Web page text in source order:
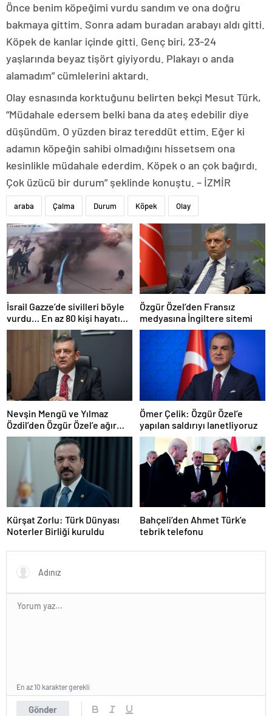
Önce benim köpeğimi vurdu sandım ve ona doğru
bakmaya gittim. Sonra adam buradan arabayı aldı gitti.
Köpek de kanlar içinde gitti. Genç biri, 23-24
yaşlarında beyaz tişört giyiyordu. Plakayı o anda
alamadım” cümlelerini aktardı.
Olay esnasında korktuğunu belirten bekçi Mesut Türk,
“Müdahale edersem belki bana da ateş edebilir diye
düşündüm. O yüzden biraz tereddüt ettim. Eğer ki
adamın köpeğin sahibi olmadığını hissetsem ona
kesinlikle müdahale ederdim. Köpek o an çok bağırdı.
Çok üzücü bir durum” şeklinde konuştu. – İZMİR
araba Çalma Durum Köpek Olay
İsrail Gazze’de sivilleri böyle
vurdu… En az 80 kişi hayatını
kaybetti
Özgür Özel’den Fransız
medyasına İngiltere sitemi
Nevşin Mengü ve Yılmaz
Özdil’den Özgür Özel’e ağır
eleştiriler
Ömer Çelik: Özgür Özel’e
yapılan saldırıyı lanetliyoruz
Kürşat Zorlu: Türk Dünyası
Noterler Birliği kuruldu
Bahçeli’den Ahmet Türk’e
tebrik telefonu
Gönder
En az 10 karakter gerekli